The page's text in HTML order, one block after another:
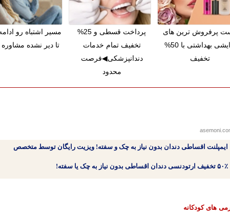
پرفروش ترین های
آرایشی بهداشتی با 50%
تخفیف
پرداخت قسطی و 25%
تخفیف تمام خدمات
دندانپزشکی◀فرصت
محدود
مسیر اشتباه رو
تا دیر نشده مشاوره
ایمپلنت اقساطی دندان بدون نیاز به چک و سفته! ویزیت رایگان توسط متخصص
۵۰٪ تخفیف ارتودنسی دندان اقساطی بدون نیاز به چک یا سفته!
های کودکانه